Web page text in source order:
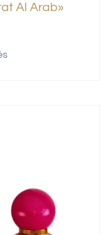
Al Arab»